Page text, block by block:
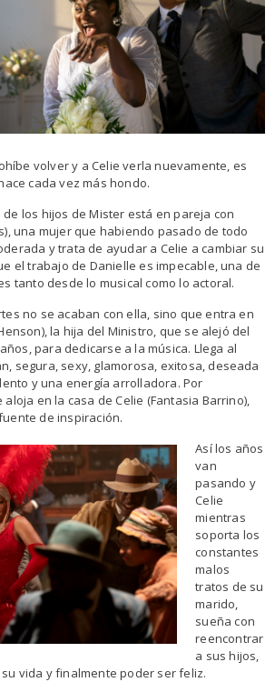
volver y a Celie verla nuevamente, es
cada vez más hondo.
los hijos de Mister está en pareja con
una mujer que habiendo pasado de todo
y trata de ayudar a Celie a cambiar su
el trabajo de Danielle es impecable, una de
tanto desde lo musical como lo actoral.
no se acaban con ella, sino que entra en
la hija del Ministro, que se alejó del
para dedicarse a la música. Llega al
segura, sexy, glamorosa, exitosa, deseada
y una energía arrolladora. Por
en la casa de Celie (Fantasia Barrino),
de inspiración.
Así los años
van
pasando y
Celie
mientras
soporta los
constantes
malos
tratos de su
marido,
sueña con
reencontrar
a sus hijos,
vida y finalmente poder ser feliz.